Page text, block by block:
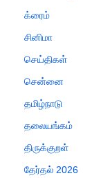
க்ரைம்
சினிமா
செய்திகள்
சென்னை
தமிழ்நாடு
தலையங்கம்
திருக்குறள்
தேர்தல் 2026